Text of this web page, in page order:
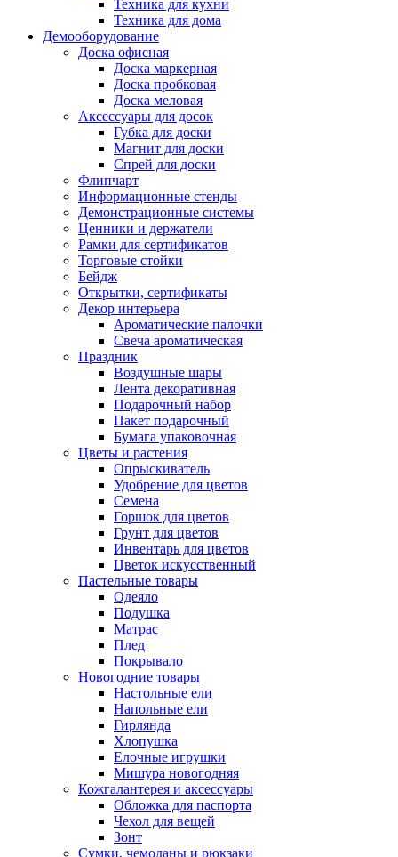
Техника для кухни
Техника для дома
Демооборудование
Доска офисная
Доска маркерная
Доска пробковая
Доска меловая
Аксессуары для досок
Губка для доски
Магнит для доски
Спрей для доски
Флипчарт
Информационные стенды
Демонстрационные системы
Ценники и держатели
Рамки для сертификатов
Торговые стойки
Бейдж
Открытки, сертификаты
Декор интерьера
Ароматические палочки
Свеча ароматическая
Праздник
Воздушные шары
Лента декоративная
Подарочный набор
Пакет подарочный
Бумага упаковочная
Цветы и растения
Опрыскиватель
Удобрение для цветов
Семена
Горшок для цветов
Грунт для цветов
Инвентарь для цветов
Цветок искусственный
Пастельные товары
Одеяло
Подушка
Матрас
Плед
Покрывало
Новогодние товары
Настольные ели
Напольные ели
Гирлянда
Хлопушка
Елочные игрушки
Мишура новогодняя
Кожгалантерея и аксессуары
Обложка для паспорта
Чехол для вещей
Зонт
Сумки, чемоданы и рюкзаки